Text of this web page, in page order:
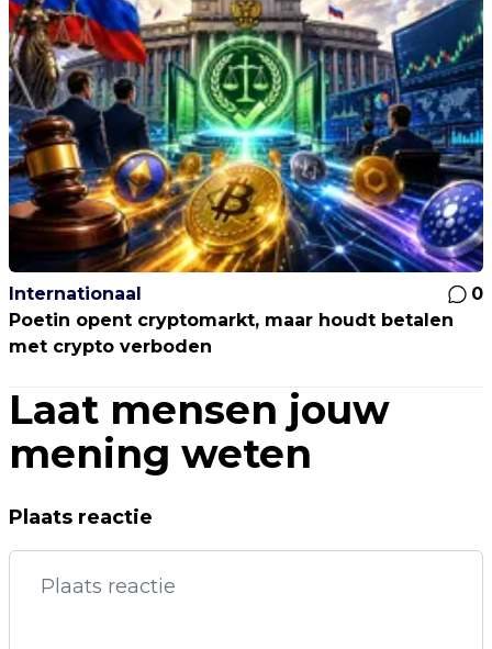
Internationaal
0
Poetin opent cryptomarkt, maar houdt betalen
met crypto verboden
Laat mensen jouw
mening weten
Plaats reactie